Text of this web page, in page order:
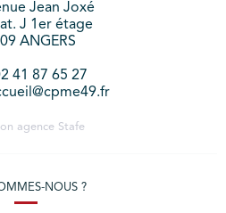
Jean Joxé
J 1er étage
ANGERS
41 87 65 27
agence Stafe
NOUS ?